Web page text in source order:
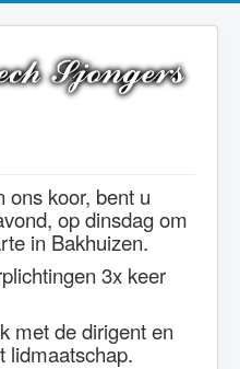
ons koor, bent u
op dinsdag om
in Bakhuizen.
3x keer
met de dirigent en
lidmaatschap.